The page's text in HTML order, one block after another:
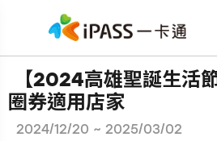
【2024高雄聖誕生活
圈券適用店家
2024/12/20 ~ 2025/03/02